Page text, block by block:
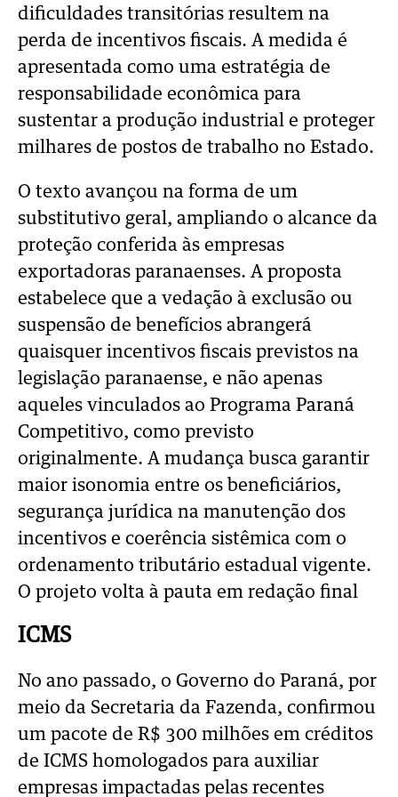
dificuldades transitórias resultem na
perda de incentivos fiscais. A medida é
apresentada como uma estratégia de
responsabilidade econômica para
sustentar a produção industrial e proteger
milhares de postos de trabalho no Estado.
O texto avançou na forma de um
substitutivo geral, ampliando o alcance da
proteção conferida às empresas
exportadoras paranaenses. A proposta
estabelece que a vedação à exclusão ou
suspensão de benefícios abrangerá
quaisquer incentivos fiscais previstos na
legislação paranaense, e não apenas
aqueles vinculados ao Programa Paraná
Competitivo, como previsto
originalmente. A mudança busca garantir
maior isonomia entre os beneficiários,
segurança jurídica na manutenção dos
incentivos e coerência sistêmica com o
ordenamento tributário estadual vigente.
O projeto volta à pauta em redação final
ICMS
No ano passado, o Governo do Paraná, por
meio da Secretaria da Fazenda, confirmou
um pacote de R$ 300 milhões em créditos
de ICMS homologados para auxiliar
empresas impactadas pelas recentes